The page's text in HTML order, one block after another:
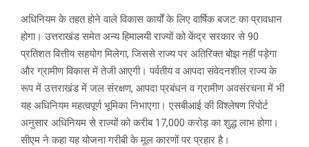
अधिनियम के तहत होने वाले विकास कार्यों के लिए वार्षिक बजट का प्रावधान
होगा। उत्तराखंड समेत अन्य हिमालयी राज्यों को केंद्र सरकार से 90
प्रतिशत वित्तीय सहयोग मिलेगा, जिससे राज्य पर अतिरिक्त बोझ नहीं पड़ेगा
और ग्रामीण विकास में तेजी आएगी। पर्वतीय व आपदा संवेदनशील राज्य के
रूप में उत्तराखंड में जल संरक्षण, आपदा प्रबंधन व ग्रामीण अवसंरचना में भी
यह अधिनियम महत्वपूर्ण भूमिका निभाएगा। एसबीआई की विश्लेषण रिपोर्ट
अनुसार अधिनियम से राज्यों को करीब 17,000 करोड़ का शुद्ध लाभ होगा।
सीएम ने कहा यह योजना गरीबी के मूल कारणों पर प्रहार है।